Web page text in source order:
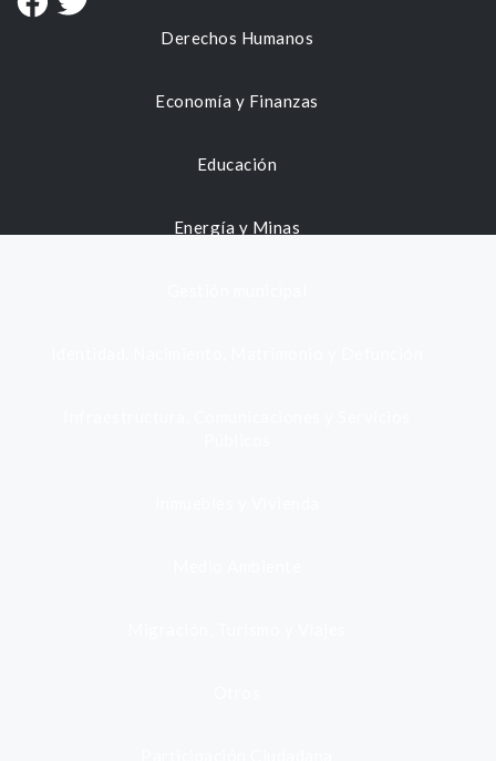
Derechos Humanos
Economía y Finanzas
Educación
Energía y Minas